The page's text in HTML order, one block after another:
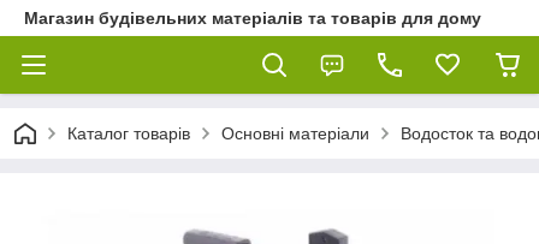
Магазин будівельних матеріалів та товарів для дому
Каталог товарів Основні матеріали Водосток та